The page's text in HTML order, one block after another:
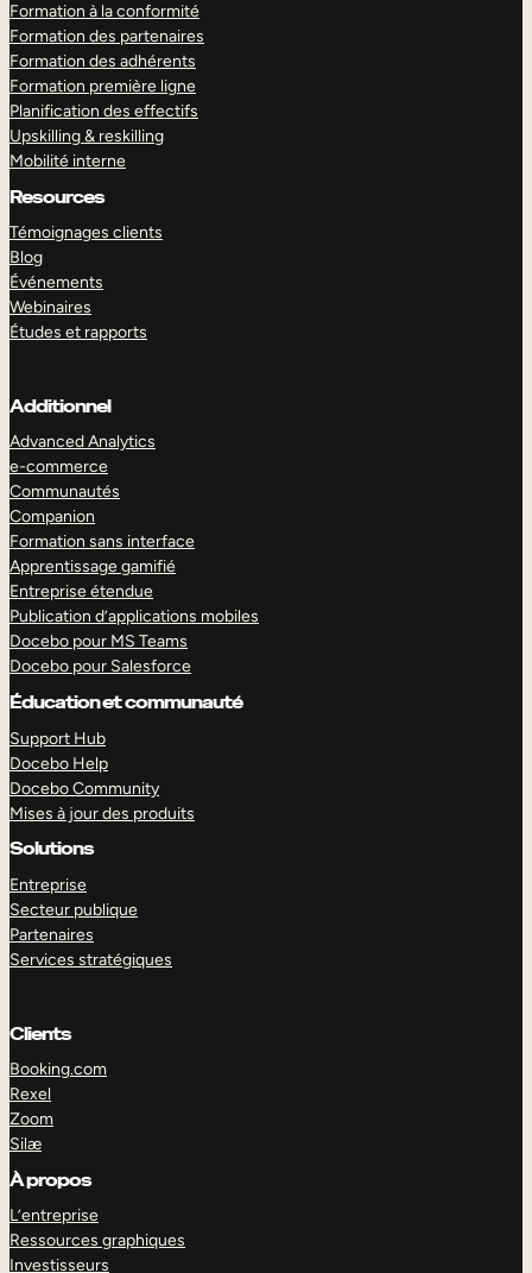
Formation à la conformité
Formation des partenaires
Formation des adhérents
Formation première ligne
Planification des effectifs
Upskilling & reskilling
Mobilité interne
Resources
Témoignages clients
Blog
Événements
Webinaires
Études et rapports
Additionnel
Advanced Analytics
e-commerce
Communautés
Companion
Formation sans interface
Apprentissage gamifié
Entreprise étendue
Publication d’applications mobiles
Docebo pour MS Teams
Docebo pour Salesforce
Éducation et communauté
Support Hub
Docebo Help
Docebo Community
Mises à jour des produits
Solutions
Entreprise
Secteur publique
Partenaires
Services stratégiques
Clients
Booking.com
Rexel
Zoom
Silæ
À propos
L’entreprise
Ressources graphiques
Investisseurs